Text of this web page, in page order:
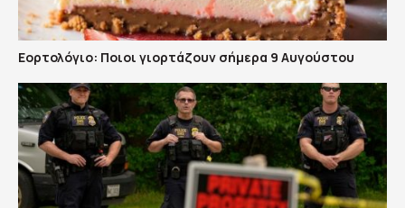
Εορτολόγιο: Ποιοι γιορτάζουν σήμερα 9 Αυγούστου